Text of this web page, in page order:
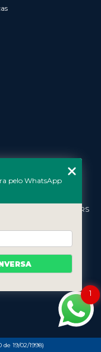
- Porto Alegre - RS
19/02/1998)
1
pelo WhatsApp